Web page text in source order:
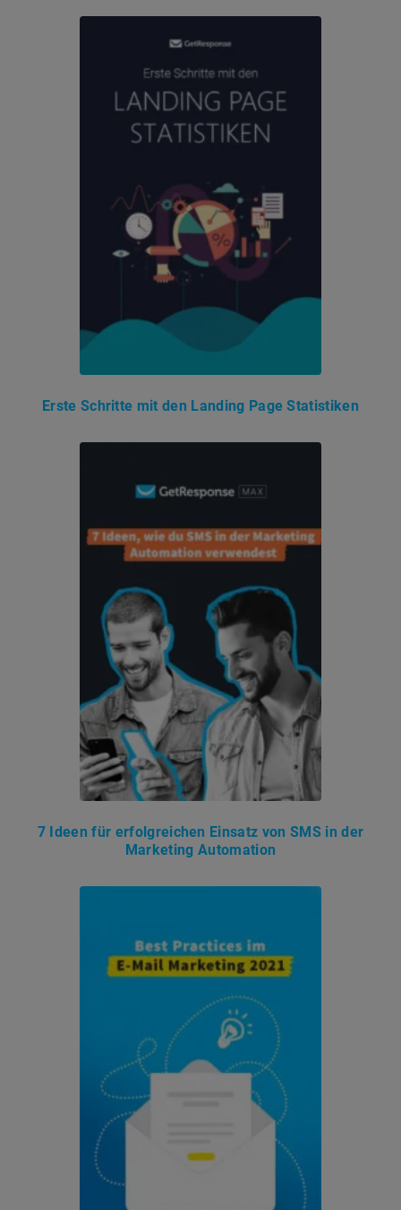
Erste Schritte mit den Landing Page Statistiken
7 Ideen für erfolgreichen Einsatz von SMS in der
Marketing Automation